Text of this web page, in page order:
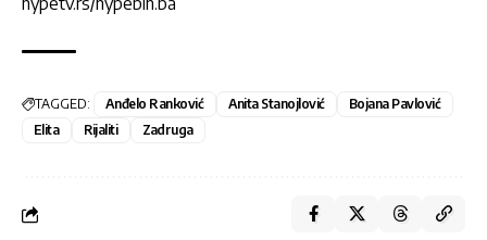
TAGGED: Anđelo Ranković Anita Stanojlović
Bojana Pavlović
Elita
Rijaliti Zadruga